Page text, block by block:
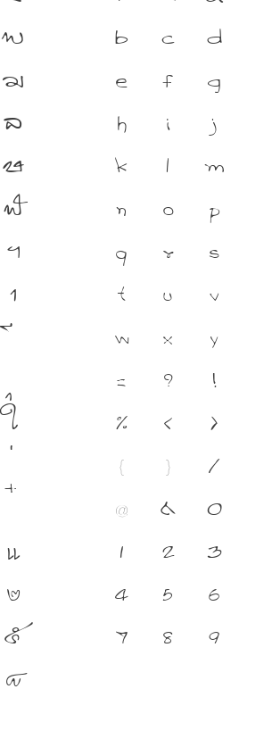
พ
ม
ล
ษ
ฬ
ฯ
า
ใ
แ
๒
๕
๘
b
c
d
e
f
g
h
i
j
k
l
m
n
o
p
q
r
s
t
u
v
w
x
y
z
?
!
%
(
)
{
}
/
@
&
0
1
2
3
4
5
6
7
8 9